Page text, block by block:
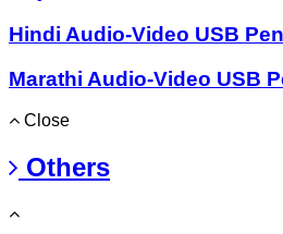
Hindi Audio-Video USB
Marathi Audio-Video USB
Close
Others